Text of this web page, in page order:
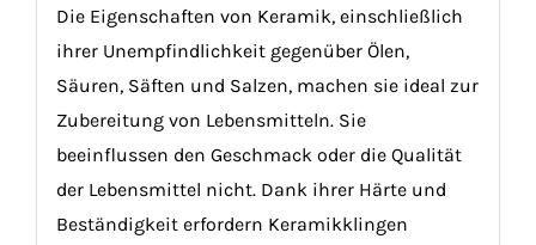
Die Eigenschaften von Keramik, einschließlich
ihrer Unempfindlichkeit gegenüber Ölen,
Säuren, Säften und Salzen, machen sie ideal zur
Zubereitung von Lebensmitteln. Sie
beeinflussen den Geschmack oder die Qualität
der Lebensmittel nicht. Dank ihrer Härte und
Beständigkeit erfordern Keramikklingen